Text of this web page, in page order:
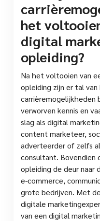
het
digital
opleiding?
Na het voltooien van
opleiding zijn er tal van
carrièremogelijkheden
verworven kennis en
slag als digital
content marketeer,
adverteerder of zelfs
consultant. Bovendien
opleiding de deur naar
e-commerce,
grote bedrijven. Met
digitale
van een digital